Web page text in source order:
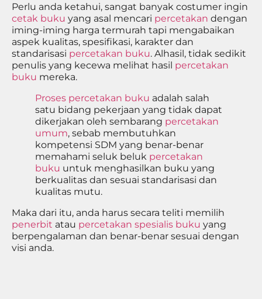
Perlu anda ketahui, sangat banyak costumer ingin
cetak buku yang asal mencari percetakan dengan
iming-iming harga termurah tapi mengabaikan
aspek kualitas, spesifikasi, karakter dan
standarisasi percetakan buku. Alhasil, tidak sedikit
penulis yang kecewa melihat hasil percetakan
buku mereka.
Proses percetakan buku adalah salah
satu bidang pekerjaan yang tidak dapat
dikerjakan oleh sembarang percetakan
umum, sebab membutuhkan
kompetensi SDM yang benar-benar
memahami seluk beluk percetakan
buku untuk menghasilkan buku yang
berkualitas dan sesuai standarisasi dan
kualitas mutu.
Maka dari itu, anda harus secara teliti memilih
penerbit atau percetakan spesialis buku yang
berpengalaman dan benar-benar sesuai dengan
visi anda.